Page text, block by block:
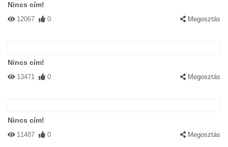
Nincs cím!
12067 0 Megosztás
Nincs cím!
13471 0 Megosztás
Nincs cím!
11487 0 Megosztás